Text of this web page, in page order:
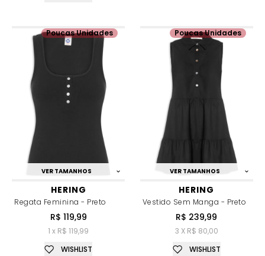
VER TAMANHOS
HERING
Regata Feminina - Preto
R$ 119,99
1 x R$ 119,99
Poucas Unidades
WISHLIST
VER TAMANHOS
HERING
Vestido Sem Manga - Preto
R$ 239,99
3 X R$ 80,00
Poucas Unidades
WISHLIST